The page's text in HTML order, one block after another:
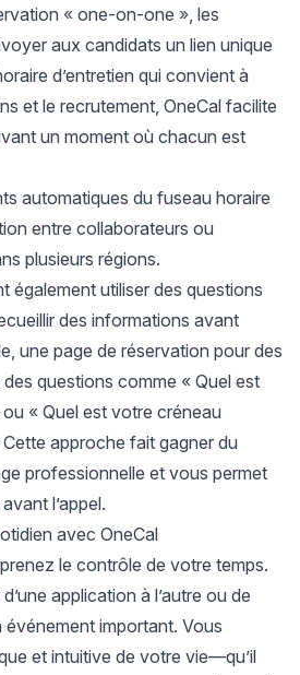
« one-on-one », les
aux candidats un lien unique
d’entretien qui convient à
et le recrutement, OneCal facilite
un moment où chacun est
automatiques du fuseau horaire
entre collaborateurs ou
plusieurs régions.
également utiliser des questions
des informations avant
une page de réservation pour des
questions comme « Quel est
« Quel est votre créneau
Cette approche fait gagner du
professionnelle et vous permet
l’appel.
avec OneCal
le contrôle de votre temps.
application à l’autre ou de
événement important. Vous
et intuitive de votre vie—qu’il